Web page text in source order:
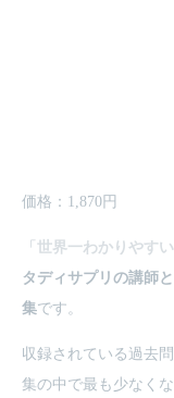
価格：1,870円
「 世界一わかりやす
タディサプリの講師
集です。
収録されている過去
集の中で最も少なく